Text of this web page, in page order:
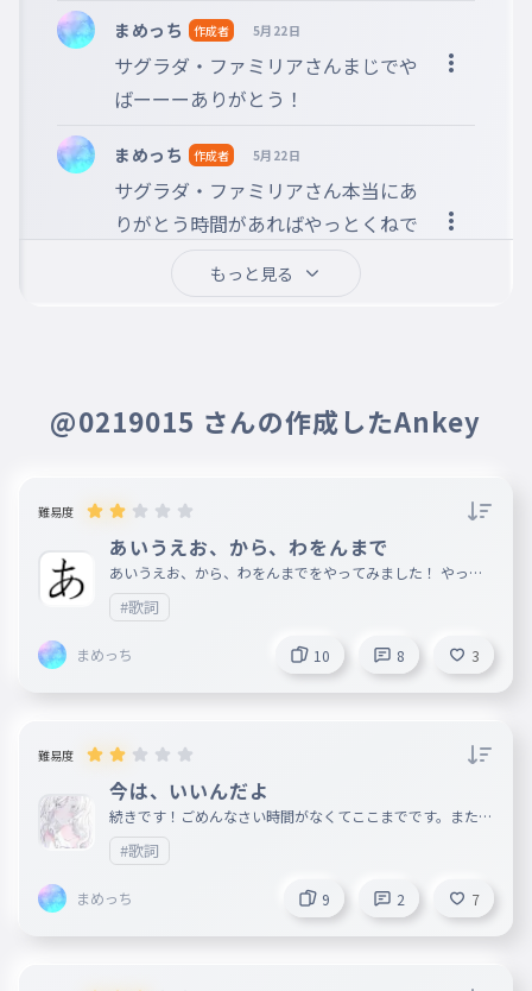
まめっち 作成者 5月22日
サグラダ・ファミリアさんまじでや
ばーーーありがとう！
まめっち 作成者 5月22日
サグラダ・ファミリアさん本当にあ
りがとう時間があればやっとくねで
きなかったらごめんできたらやって
もっと見る
@0219015 さんの作成したAnkey
難易度
あいうえお、から、わをんまで
あいうえお、から、わをんまでをやってみました！ やって
ほしいのがあったらコメントしてねできなかったらごめん！
#歌詞
まめっち 10 8 3
難易度
今は、いいんだよ
続きです！ごめんなさい時間がなくてここまでです。また面
白いネタを考えてきます。
#歌詞
まめっち 9 2 7